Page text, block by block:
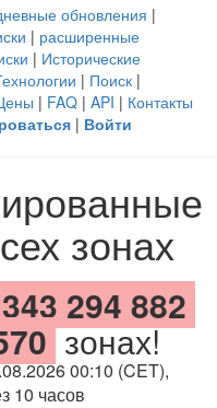
обновления |
| расширенные
| Исторические
| Поиск |
| FAQ | API | Контакты
| Войти
зонах
343 294 882
зонах!
00:10 (CET),
10 часов